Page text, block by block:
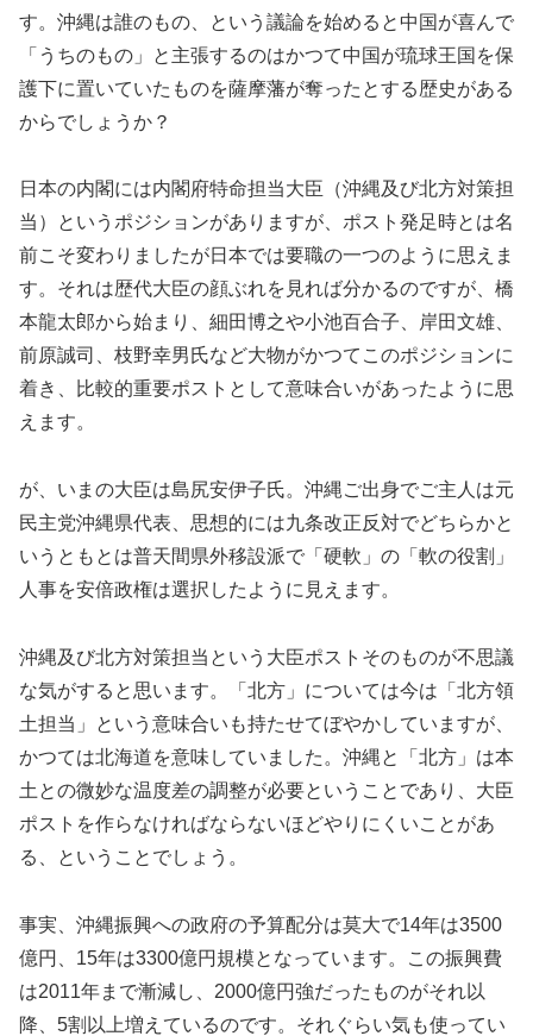
す。沖縄は誰のもの、という議論を始めると中国が喜んで
「うちのもの」と主張するのはかつて中国が琉球王国を保
護下に置いていたものを薩摩藩が奪ったとする歴史がある
からでしょうか？
日本の内閣には内閣府特命担当大臣（沖縄及び北方対策担
当）というポジションがありますが、ポスト発足時とは名
前こそ変わりましたが日本では要職の一つのように思えま
す。それは歴代大臣の顔ぶれを見れば分かるのですが、橋
本龍太郎から始まり、細田博之や小池百合子、岸田文雄、
前原誠司、枝野幸男氏など大物がかつてこのポジションに
着き、比較的重要ポストとして意味合いがあったように思
えます。
が、いまの大臣は島尻安伊子氏。沖縄ご出身でご主人は元
民主党沖縄県代表、思想的には九条改正反対でどちらかと
いうともとは普天間県外移設派で「硬軟」の「軟の役割」
人事を安倍政権は選択したように見えます。
沖縄及び北方対策担当という大臣ポストそのものが不思議
な気がすると思います。「北方」については今は「北方領
土担当」という意味合いも持たせてぼやかしていますが、
かつては北海道を意味していました。沖縄と「北方」は本
土との微妙な温度差の調整が必要ということであり、大臣
ポストを作らなければならないほどやりにくいことがあ
る、ということでしょう。
事実、沖縄振興への政府の予算配分は莫大で14年は3500
億円、15年は3300億円規模となっています。この振興費
は2011年まで漸減し、2000億円強だったものがそれ以
降、5割以上増えているのです。それぐらい気も使ってい